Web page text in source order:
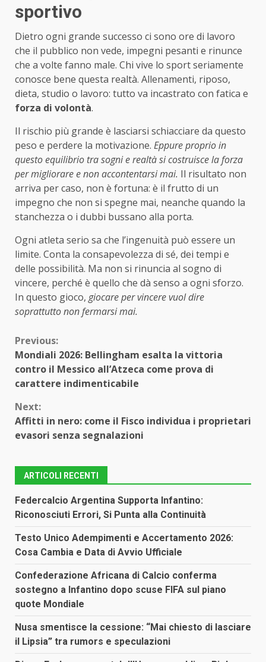
sportivo
Dietro ogni grande successo ci sono ore di lavoro
che il pubblico non vede, impegni pesanti e rinunce
che a volte fanno male. Chi vive lo sport seriamente
conosce bene questa realtà. Allenamenti, riposo,
dieta, studio o lavoro: tutto va incastrato con fatica e
forza di volontà.
Il rischio più grande è lasciarsi schiacciare da questo
peso e perdere la motivazione. Eppure proprio in
questo equilibrio tra sogni e realtà si costruisce la forza
per migliorare e non accontentarsi mai. Il risultato non
arriva per caso, non è fortuna: è il frutto di un
impegno che non si spegne mai, neanche quando la
stanchezza o i dubbi bussano alla porta.
Ogni atleta serio sa che l’ingenuità può essere un
limite. Conta la consapevolezza di sé, dei tempi e
delle possibilità. Ma non si rinuncia al sogno di
vincere, perché è quello che dà senso a ogni sforzo.
In questo gioco,giocare per vincere vuol dire
soprattutto non fermarsi mai.
Continue
Reading
Previous:
Mondiali 2026: Bellingham esalta la vittoria
contro il Messico all’Atzeca come prova di
carattere indimenticabile
Next:
Affitti in nero: come il Fisco individua i proprietari
evasori senza segnalazioni
ARTICOLI RECENTI
Federcalcio Argentina Supporta Infantino:
Riconosciuti Errori, Si Punta alla Continuità
Testo Unico Adempimenti e Accertamento 2026:
Cosa Cambia e Data di Avvio Ufficiale
Confederazione Africana di Calcio conferma
sostegno a Infantino dopo scuse FIFA sul piano
quote Mondiale
Nusa smentisce la cessione: “Mai chiesto di lasciare
il Lipsia” tra rumors e speculazioni